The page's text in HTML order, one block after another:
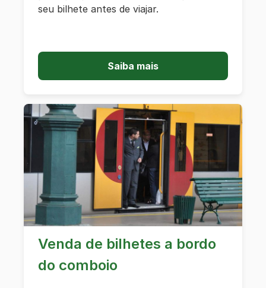
seu bilhete antes de viajar.
Saiba mais
Venda de bilhetes a bordo
do comboio